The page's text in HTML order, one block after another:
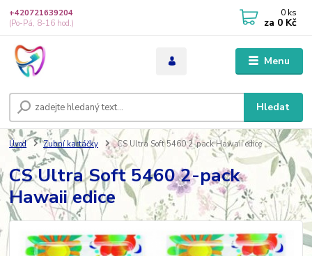
Menu
Hledat
+420721639204
(Po-Pá, 8-16 hod.)
0 ks
za 0 Kč
Úvod Zubní kartáčky CS Ultra Soft 5460 2-pack Hawaii edice
CS Ultra Soft 5460 2-pack
Hawaii edice